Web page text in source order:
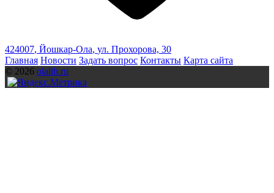
424007, Йошкар-Ола, ул. Прохорова, 30
Главная Новости Задать вопрос Контакты Карта сайта
© 2026 olalib.ru